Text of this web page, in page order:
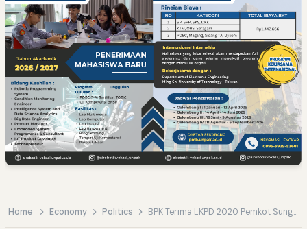
Home Economy Politics BPK Terima LKPD 2020 Pemkot Sungai Penuh